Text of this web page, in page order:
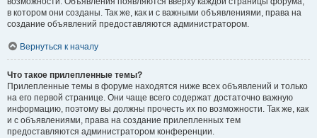
в котором они созданы. Так же, как и с важными объявлениями, права на
создание объявлений предоставляются администратором.
Вернуться к началу
Что такое прилепленные темы?
Прилепленные темы в форуме находятся ниже всех объявлений и только
на его первой странице. Они чаще всего содержат достаточно важную
информацию, поэтому вы должны прочесть их по возможности. Так же, как
и с объявлениями, права на создание прилепленных тем
предоставляются администратором конференции.